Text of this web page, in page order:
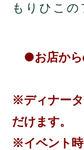
もりひこ
●お店から
※ディナー
だけます。
※イベント